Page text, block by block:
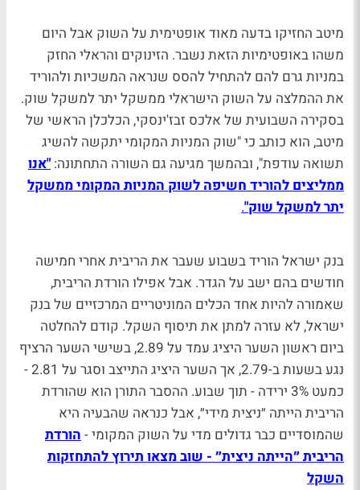
מיטב החזיקו בדעה מאוד אופטימית על השוק אבל היום
משהו באופטימיות הזאת נשבר. הזינוקים והראלי החזק
במניות גרם להם להתחיל להסס שנראה המשכיות ולהוריד
את ההמלצה על השוק הישראלי ממשקל יתר למשקל שוק.
בסקירה השבועית של אלכס זבז'ינסקי, הכלכלן הראשי של
מיטב, הוא כותב כי "שוק המניות המקומי יתקשה להשיג
תשואה עודפת", ובהמשך מגיעה גם השורה התחתונה: "אנו
ממליצים להוריד חשיפה לשוק המניות המקומי ממשקל
יתר למשקל שוק".
בנק ישראל הוריד בשבוע שעבר את הריבית אחרי חמישה
חודשים בהם ישב על הגדר. אבל אפילו הורדת הריבית,
שאמורה להיות אחד הכלים המוניטריים המרכזיים של בנק
ישראל, לא עזרה למתן את תיסוף השקל. קודם להחלטה
ביום ראשון השער היציג עמד על 2.89, בשישי השער הרציף
נגע בשעות ב-2.79, אך השער היציג התייצב וסגר על 2.81 -
כמעט 3% ירידה - תוך שבוע. ההסבר התורן הוא שהורדת
הריבית הייתה ״ניצית מידי״, אבל כנראה שהבעיה היא
שהמוסדיים כבר גדולים מדי על השוק המקומי -הורדת
הריבית ״הייתה ניצית״ - שוב מצאו תירוץ להתחזקות
השקל